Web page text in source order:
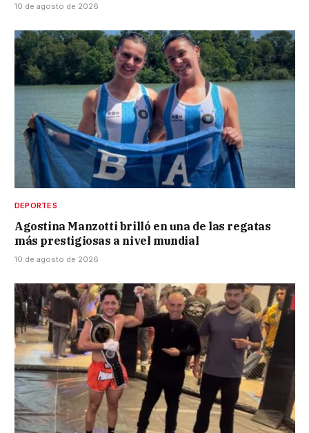
10 de agosto de 2026
DEPORTES
Agostina Manzotti brilló en una de las regatas
más prestigiosas a nivel mundial
10 de agosto de 2026